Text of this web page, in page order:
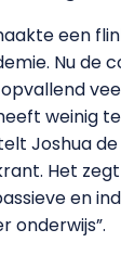
een
Nu de
weinig
Joshua de
Het
en
onderwijs”.